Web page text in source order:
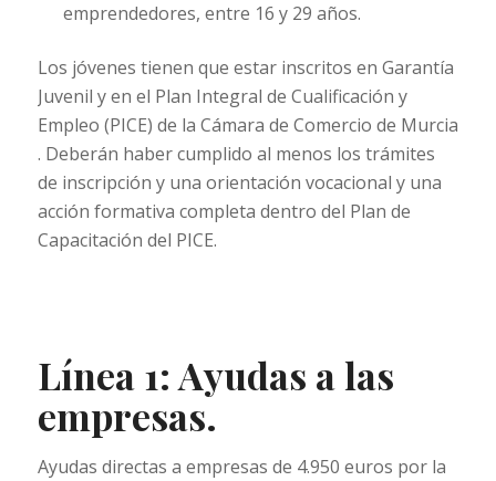
emprendedores, entre 16 y 29 años.
Los jóvenes tienen que estar inscritos en Garantía
Juvenil y en el Plan Integral de Cualificación y
Empleo (PICE) de la Cámara de Comercio de Murcia
. Deberán haber cumplido al menos los trámites
de inscripción y una orientación vocacional y una
acción formativa completa dentro del Plan de
Capacitación del PICE.
Línea 1: Ayudas a las
empresas.
Ayudas directas a empresas de 4.950 euros por la